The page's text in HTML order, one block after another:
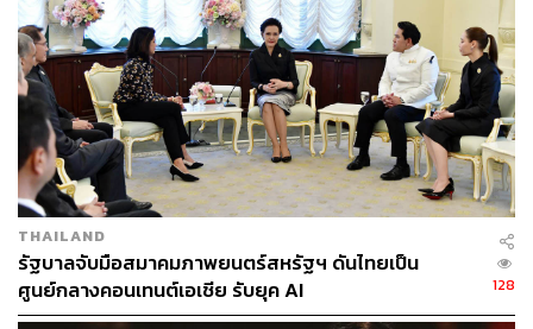
ดังนั้นแล้วเราจึงคิดว่าหากผู้กำกับและทีมสร้างลองนำเสนอ
แผนการของ David และ Georgia ให้น่าสนใจมากกว่านี้ รวม
ทั้งใส่ความดราม่าหรือหยิบยกปมปัญหาของตัวละครขึ้นมา
ขยี้อีกสักหน่อย เราคิดว่ามันจะช่วยเสริมให้ผู้ชมได้เห็นถึงมิติ
ของตัวละครมากขึ้น และอยากเอาใจช่วยพวกเขามากขึ้น
กว่าเดิมหลายเท่าตัวทีเดียว
THAILAND
รัฐบาลจับมือสมาคมภาพยนตร์สหรัฐฯ ดันไทยเป็น
ศูนย์กลางคอนเทนต์เอเชีย รับยุค AI
128